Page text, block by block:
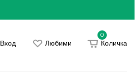
Вход Любими
0
Количка